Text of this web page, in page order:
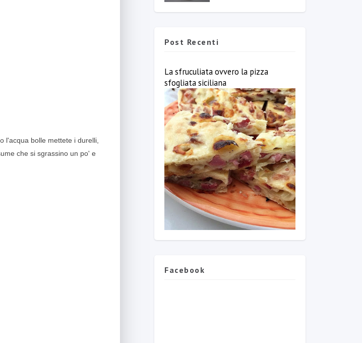
l'acqua bolle mettete i durelli,
che si sgrassino un po' e
Post Recenti
La sfruculiata ovvero la pizza
sfogliata siciliana
Facebook